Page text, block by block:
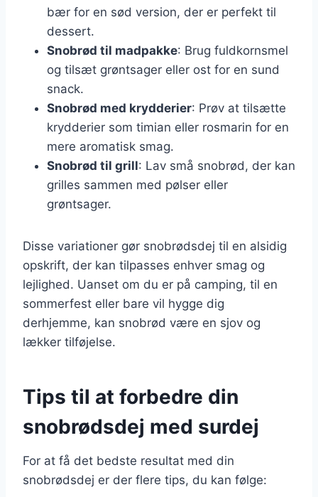
bær for en sød version, der er perfekt til
dessert.
Snobrød til madpakke: Brug fuldkornsmel
og tilsæt grøntsager eller ost for en sund
snack.
Snobrød med krydderier: Prøv at tilsætte
krydderier som timian eller rosmarin for en
mere aromatisk smag.
Snobrød til grill: Lav små snobrød, der kan
grilles sammen med pølser eller
grøntsager.
Disse variationer gør snobrødsdej til en alsidig
opskrift, der kan tilpasses enhver smag og
lejlighed. Uanset om du er på camping, til en
sommerfest eller bare vil hygge dig
derhjemme, kan snobrød være en sjov og
lækker tilføjelse.
Tips til at forbedre din
snobrødsdej med surdej
For at få det bedste resultat med din
snobrødsdej er der flere tips, du kan følge: